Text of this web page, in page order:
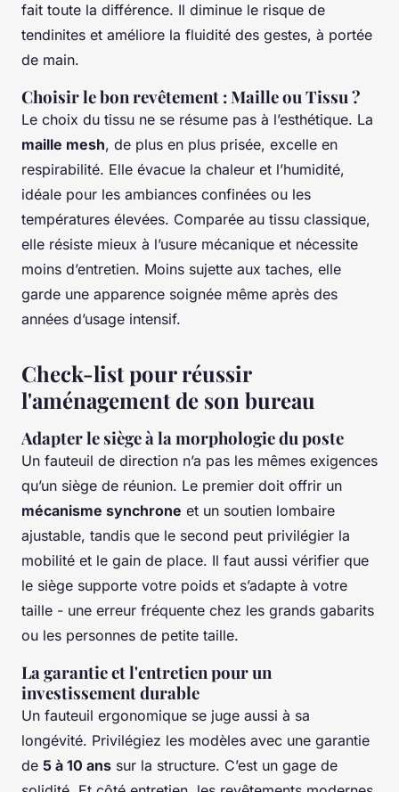
fait toute la différence. Il diminue le risque de
tendinites et améliore la fluidité des gestes, à portée
de main.
Choisir le bon revêtement : Maille ou Tissu ?
Le choix du tissu ne se résume pas à l’esthétique. La
maille mesh, de plus en plus prisée, excelle en
respirabilité. Elle évacue la chaleur et l’humidité,
idéale pour les ambiances confinées ou les
températures élevées. Comparée au tissu classique,
elle résiste mieux à l’usure mécanique et nécessite
moins d’entretien. Moins sujette aux taches, elle
garde une apparence soignée même après des
années d’usage intensif.
Check-list pour réussir
l'aménagement de son bureau
Adapter le siège à la morphologie du poste
Un fauteuil de direction n’a pas les mêmes exigences
qu’un siège de réunion. Le premier doit offrir un
mécanisme synchrone et un soutien lombaire
ajustable, tandis que le second peut privilégier la
mobilité et le gain de place. Il faut aussi vérifier que
le siège supporte votre poids et s’adapte à votre
taille - une erreur fréquente chez les grands gabarits
ou les personnes de petite taille.
La garantie et l'entretien pour un
investissement durable
Un fauteuil ergonomique se juge aussi à sa
longévité. Privilégiez les modèles avec une garantie
de 5 à 10 ans sur la structure. C’est un gage de